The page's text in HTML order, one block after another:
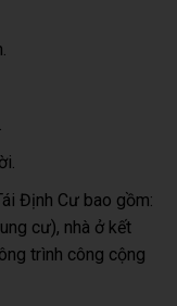
Định Cư bao gồm:
cư), nhà ở kết
trình công cộng